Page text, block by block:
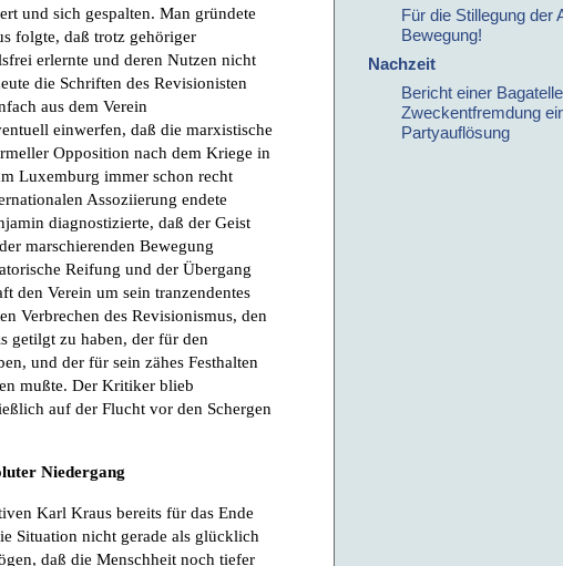
und sich gespalten. Man gründete
folgte, daß trotz gehöriger
erlernte und deren Nutzen nicht
die Schriften des Revisionisten
aus dem Verein
einwerfen, daß die marxistische
Opposition nach dem Kriege in
Luxemburg immer schon recht
Assoziierung endete
diagnostizierte, daß der Geist
marschierenden Bewegung
Reifung und der Übergang
den Verein um sein tranzendentes
Verbrechen des Revisionismus, den
getilgt zu haben, der für den
und der für sein zähes Festhalten
mußte. Der Kritiker blieb
auf der Flucht vor den Schergen
Niedergang
Karl Kraus bereits für das Ende
Situation nicht gerade als glücklich
daß die Menschheit noch tiefer
Für die Stillegung der
Bewegung!
Nachzeit
Bericht einer
Zweckentfremdung
Partyauflösung